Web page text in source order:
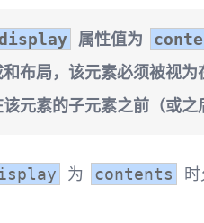
属性值为
布局，该元素必须被视
元素的子元素之前（或之
为 contents